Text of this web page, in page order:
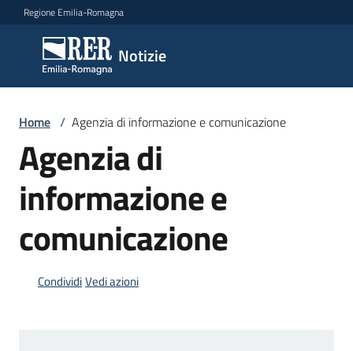
Vai al contenuto
Vai alla navigazione
Vai al footer
Regione Emilia-Romagna
Notizie
Notizie
Comunicati
Cerca
Home / Agenzia di informazione e comunicazione
Agenzia di
informazione e
comunicazione
CondividiVedi azioni